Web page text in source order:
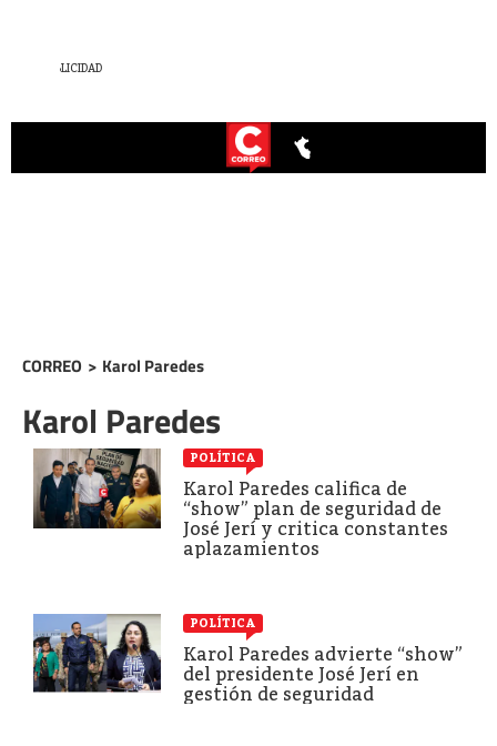
CORREO > Karol Paredes
Karol Paredes
POLÍTICA
Karol Paredes califica de
“show” plan de seguridad de
José Jerí y critica constantes
aplazamientos
POLÍTICA
Karol Paredes advierte “show”
del presidente José Jerí en
gestión de seguridad